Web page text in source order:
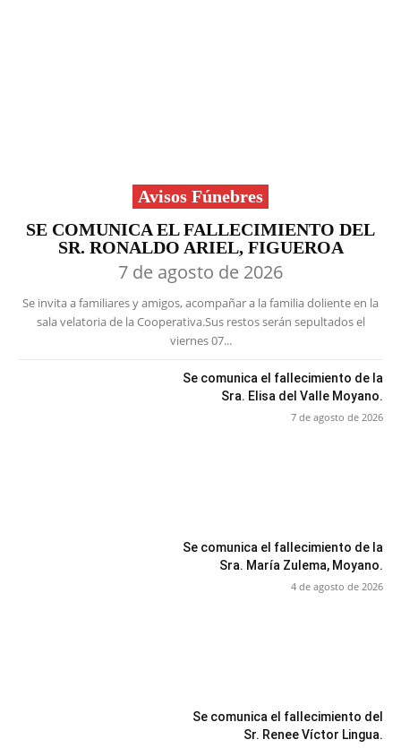
Avisos Fúnebres
SE COMUNICA EL FALLECIMIENTO DEL
SR. RONALDO ARIEL, FIGUEROA
7 de agosto de 2026
Se invita a familiares y amigos, acompañar a la familia doliente en la
sala velatoria de la Cooperativa.Sus restos serán sepultados el
viernes 07...
Se comunica el fallecimiento de la
Sra. Elisa del Valle Moyano.
7 de agosto de 2026
Se comunica el fallecimiento de la
Sra. María Zulema, Moyano.
4 de agosto de 2026
Se comunica el fallecimiento del
Sr. Renee Víctor Lingua.